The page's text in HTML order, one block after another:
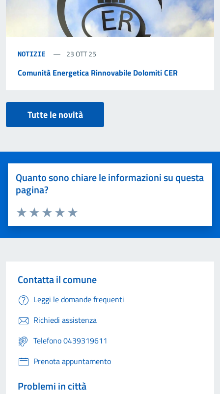
NOTIZIE 23 OTT 25
Comunità Energetica Rinnovabile Dolomiti CER
Tutte le novità
Quanto sono chiare le informazioni su questa
pagina?
Valuta 5 stelle su 5
Valuta 4 stelle su 5
Valuta 3 stelle su 5
Valuta 2 stelle su 5
Valuta 1 stelle su 5
Contatta il comune
Leggi le domande frequenti
Richiedi assistenza
Telefono 0439319611
Prenota appuntamento
Problemi in città